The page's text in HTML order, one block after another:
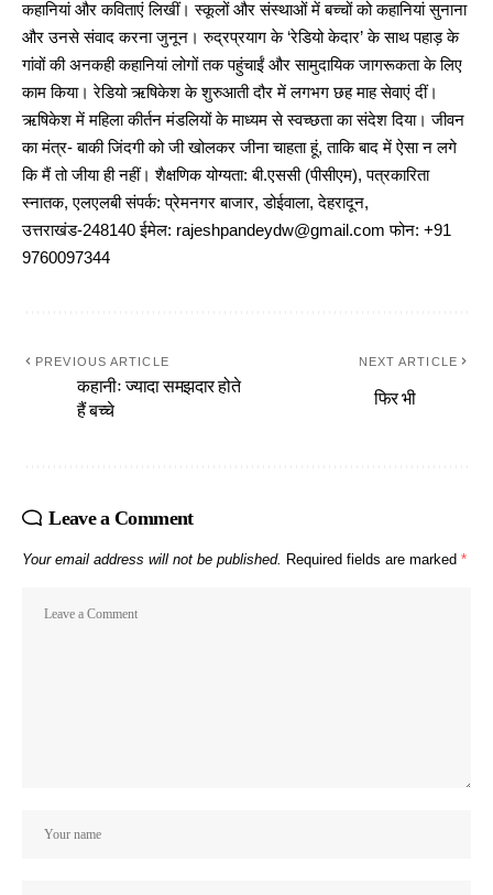
कहानियां और कविताएं लिखीं। स्कूलों और संस्थाओं में बच्चों को कहानियां सुनाना
और उनसे संवाद करना जुनून। रुद्रप्रयाग के ‘रेडियो केदार’ के साथ पहाड़ के
गांवों की अनकही कहानियां लोगों तक पहुंचाईं और सामुदायिक जागरूकता के लिए
काम किया। रेडियो ऋषिकेश के शुरुआती दौर में लगभग छह माह सेवाएं दीं।
ऋषिकेश में महिला कीर्तन मंडलियों के माध्यम से स्वच्छता का संदेश दिया। जीवन
का मंत्र- बाकी जिंदगी को जी खोलकर जीना चाहता हूं, ताकि बाद में ऐसा न लगे
कि मैं तो जीया ही नहीं। शैक्षणिक योग्यता: बी.एससी (पीसीएम), पत्रकारिता
स्नातक, एलएलबी संपर्क: प्रेमनगर बाजार, डोईवाला, देहरादून,
उत्तराखंड-248140 ईमेल: rajeshpandeydw@gmail.com फोन: +91
9760097344
PREVIOUS ARTICLE
कहानीः ज्यादा समझदार होते
हैं बच्चे
NEXT ARTICLE
फिर भी
Leave a Comment
Your email address will not be published. Required fields are marked *